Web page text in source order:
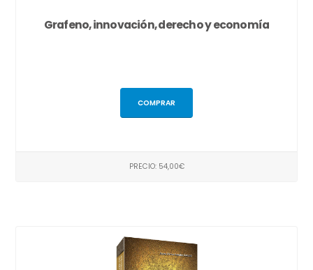
Grafeno, innovación, derecho y economía
COMPRAR
PRECIO: 54,00€